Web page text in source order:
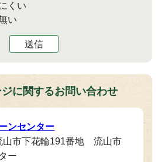
くい
い
送信
に関するお問い合わせ
ンセンター
山市下花輪191番地 流山市
ー